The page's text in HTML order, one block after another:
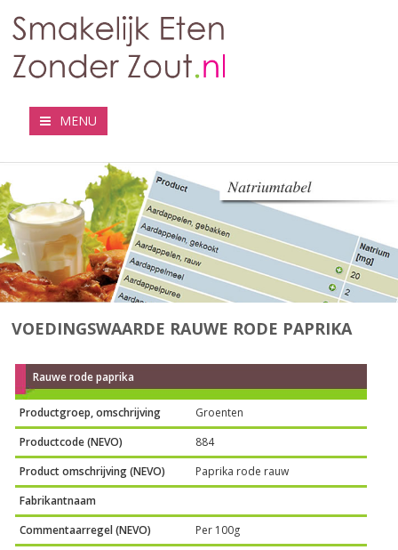
MENU
VOEDINGSWAARDE RAUWE RODE PAPRIKA
Rauwe rode paprika
Productgroep, omschrijving
Groenten
Productcode (NEVO)
884
Product omschrijving (NEVO)
Paprika rode rauw
Fabrikantnaam
Commentaarregel (NEVO)
Per 100g